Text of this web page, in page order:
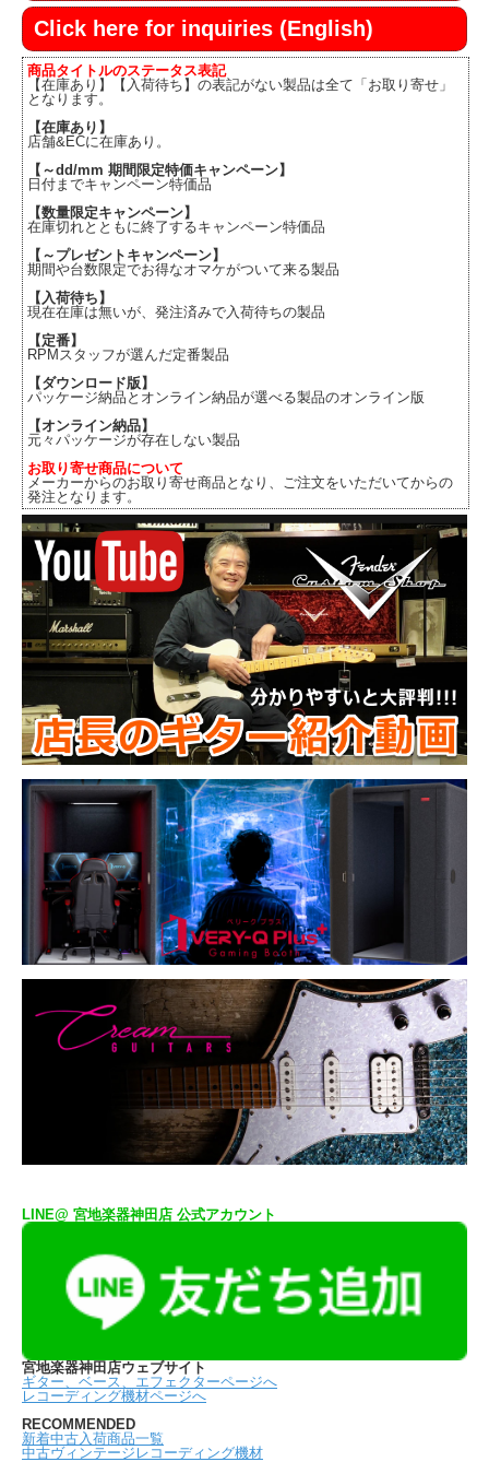
Click here for inquiries (English)
商品タイトルのステータス表記
【在庫あり】【入荷待ち】の表記がない製品は全て「お取り寄せ」
となります。
【在庫あり】
店舗&ECに在庫あり。
【～dd/mm 期間限定特価キャンペーン】
日付までキャンペーン特価品
【数量限定キャンペーン】
在庫切れとともに終了するキャンペーン特価品
【～プレゼントキャンペーン】
期間や台数限定でお得なオマケがついて来る製品
【入荷待ち】
現在在庫は無いが、発注済みで入荷待ちの製品
【定番】
RPMスタッフが選んだ定番製品
【ダウンロード版】
パッケージ納品とオンライン納品が選べる製品のオンライン版
【オンライン納品】
元々パッケージが存在しない製品
お取り寄せ商品について
メーカーからのお取り寄せ商品となり、ご注文をいただいてからの
発注となります。
LINE@ 宮地楽器神田店 公式アカウント
宮地楽器神田店ウェブサイト
ギター、ベース、エフェクターページへ
レコーディング機材ページへ
RECOMMENDED
新着中古入荷商品一覧
中古ヴィンテージレコーディング機材